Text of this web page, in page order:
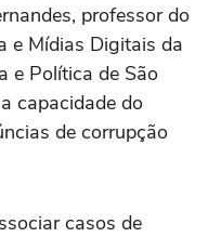
professor do
e Mídias Digitais da
e Política de São
capacidade do
de corrupção
casos de